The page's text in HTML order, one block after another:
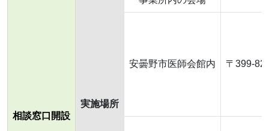
相談窓口開設
実施場所
安曇野市医師会館内 〒399-